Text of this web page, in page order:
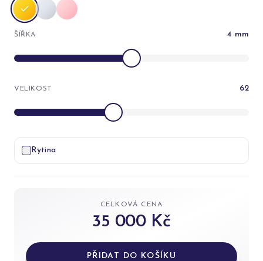
ŠÍŘKA 4 mm
VELIKOST 62
Rytina
CELKOVÁ CENA
35 000 Kč
PŘIDAT DO KOŠÍKU